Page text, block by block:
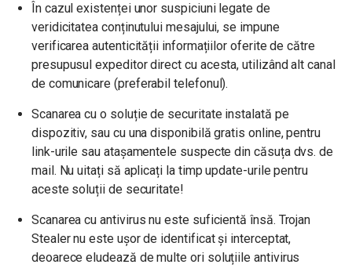
În cazul existenței unor suspiciuni legate de
veridicitatea conținutului mesajului, se impune
verificarea autenticității informațiilor oferite de către
presupusul expeditor direct cu acesta, utilizând alt canal
de comunicare (preferabil telefonul).
Scanarea cu o soluție de securitate instalată pe
dispozitiv, sau cu una disponibilă gratis online, pentru
link-urile sau atașamentele suspecte din căsuța dvs. de
mail. Nu uitați să aplicați la timp update-urile pentru
aceste soluții de securitate!
Scanarea cu antivirus nu este suficientă însă. Trojan
Stealer nu este ușor de identificat și interceptat,
deoarece eludează de multe ori soluțiile antivirus